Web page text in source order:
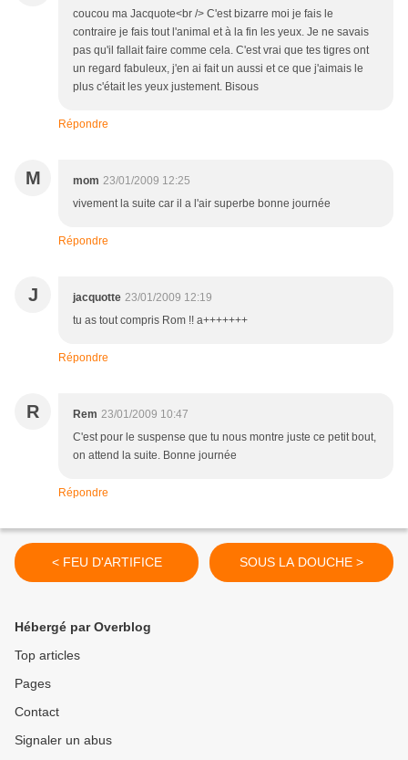
coucou ma Jacquote<br /> C'est bizarre moi je fais le
contraire je fais tout l'animal et à la fin les yeux. Je ne savais
pas qu'il fallait faire comme cela. C'est vrai que tes tigres ont
un regard fabuleux, j'en ai fait un aussi et ce que j'aimais le
plus c'était les yeux justement. Bisous
Répondre
M mom 23/01/2009 12:25
vivement la suite car il a l'air superbe bonne journée
Répondre
J jacquotte 23/01/2009 12:19
tu as tout compris Rom !! a+++++++
Répondre
R Rem 23/01/2009 10:47
C'est pour le suspense que tu nous montre juste ce petit bout,
on attend la suite. Bonne journée
Répondre
< FEU D'ARTIFICE SOUS LA DOUCHE >
Hébergé par Overblog
Top articles
Pages
Contact
Signaler un abus